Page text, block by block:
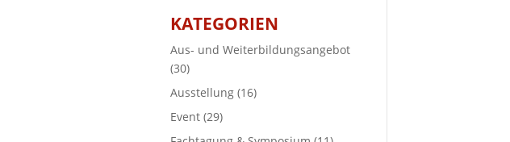
KATEGORIEN
Aus- und Weiterbildungsangebot
(30)
Ausstellung (16)
Event (29)